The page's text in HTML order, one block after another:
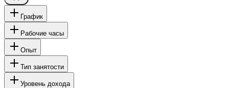
График
Рабочие часы
Опыт
Тип занятости
Уровень дохода